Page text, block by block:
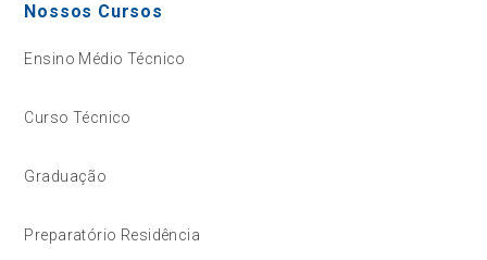
Nossos Cursos
Ensino Médio Técnico
Curso Técnico
Graduação
Preparatório Residência